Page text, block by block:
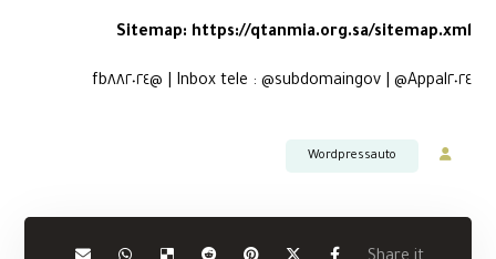
Sitemap: https://qtanmia.org.sa/sitemap.xml
Inbox tele : @subdomaingov | @Appal٢٠٢٤ | @fb٨٨٢٠٢٤
Wordpressauto